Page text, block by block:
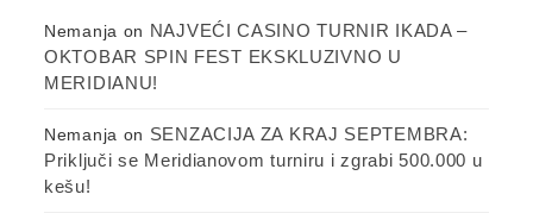
Nemanja on NAJVEĆI CASINO TURNIR IKADA –
OKTOBAR SPIN FEST EKSKLUZIVNO U
MERIDIANU!
Nemanja on SENZACIJA ZA KRAJ SEPTEMBRA:
Priključi se Meridianovom turniru i zgrabi 500.000 u
kešu!